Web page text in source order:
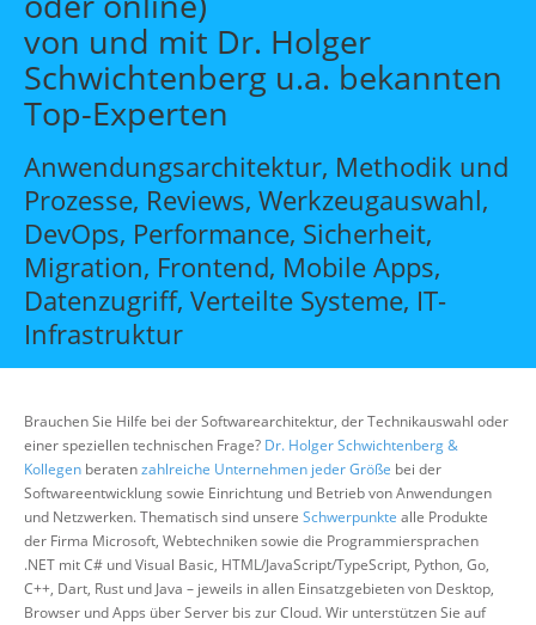
Beratung
Individuelle Schulungen
Offene Seminare
Wissen
Über uns
Suche
von und mit Dr. Holger
Schwichtenberg u.a. bekannten
Top-Experten
Anwendungsarchitektur, Methodik und
Prozesse, Reviews, Werkzeugauswahl,
DevOps, Performance, Sicherheit,
Migration, Frontend, Mobile Apps,
Datenzugriff, Verteilte Systeme, IT-
Infrastruktur
Brauchen Sie Hilfe bei der Softwarearchitektur, der Technikauswahl oder
einer speziellen technischen Frage? Dr. Holger Schwichtenberg &
Kollegen beratenzahlreiche Unternehmen jeder Größe bei der
Softwareentwicklung sowie Einrichtung und Betrieb von Anwendungen
und Netzwerken. Thematisch sind unsere Schwerpunkte alle Produkte
der Firma Microsoft, Webtechniken sowie die Programmiersprachen
.NET mit C# und Visual Basic, HTML/JavaScript/TypeScript, Python, Go,
C++, Dart, Rust und Java – jeweils in allen Einsatzgebieten von Desktop,
Browser und Apps über Server bis zur Cloud. Wir unterstützen Sie auf